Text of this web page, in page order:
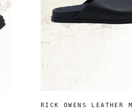
RICK OWENS LEATHER